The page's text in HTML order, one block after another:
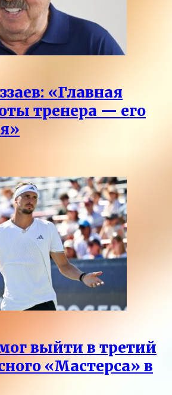
«Главная
тренера — его
выйти в третий
«Мастерса» в